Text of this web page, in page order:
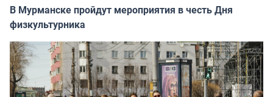
В Мурманске пройдут мероприятия в честь Дня
физкультурника